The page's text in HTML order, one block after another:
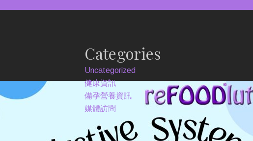
Categories
Uncategorized
健康資訊
備孕營養資訊
媒體訪問